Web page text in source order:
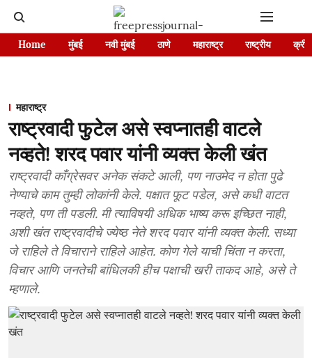
Home मुंबई नवी मुंबई ठाणे महाराष्ट्र राष्ट्रीय
महाराष्ट्र
राष्ट्रवादी फुटेल असे स्वप्नातही वाटले
नव्हते! शरद पवार यांनी व्यक्त केली खंत
राष्ट्रवादी काँग्रेसवर अनेक संकटे आली, पण नाउमेद न होता पुढे
नेण्याचे काम तुम्ही लोकांनी केले. पक्षात फूट पडेल, असे कधी वाटत
नव्हते, पण ती पडली. मी त्याविषयी अधिक भाष्य करू इच्छित नाही,
अशी खंत राष्ट्रवादीचे ज्येष्ठ नेते शरद पवार यांनी व्यक्त केली. सध्या
जे राहिले ते विचाराने राहिले आहेत. कोण गेले याची चिंता न करता,
विचार आणि जनतेची बांधिलकी हीच पक्षाची खरी ताकद आहे, असे ते
म्हणाले.